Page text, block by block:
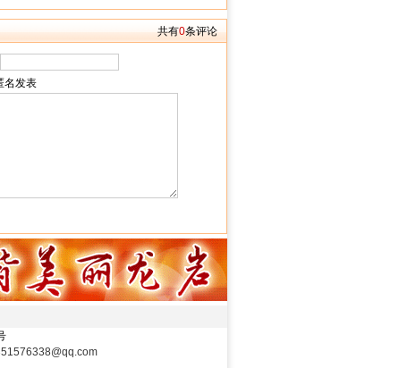
共有0条评论
名发表